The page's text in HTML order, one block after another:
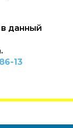
данный
13